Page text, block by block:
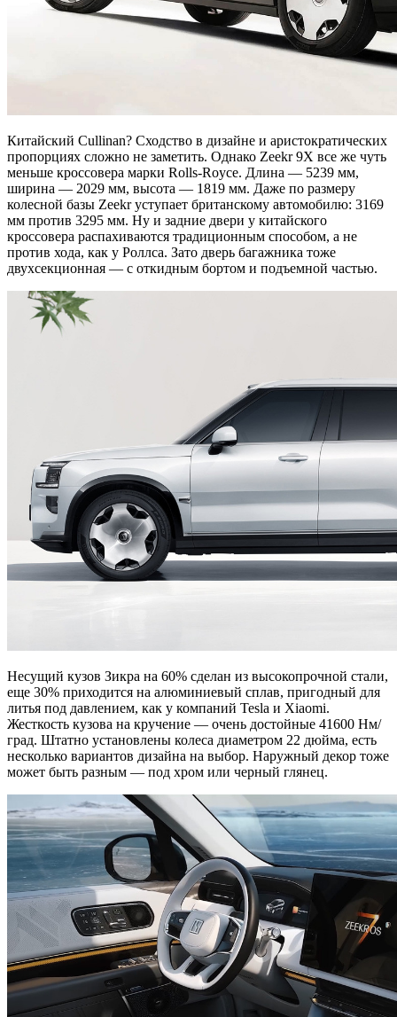
Китайский Cullinan? Сходство в дизайне и аристократических
пропорциях сложно не заметить. Однако Zeekr 9X все же чуть
меньше кроссовера марки Rolls-Royce. Длина — 5239 мм,
ширина — 2029 мм, высота — 1819 мм. Даже по размеру
колесной базы Zeekr уступает британскому автомобилю: 3169
мм против 3295 мм. Ну и задние двери у китайского
кроссовера распахиваются традиционным способом, а не
против хода, как у Роллса. Зато дверь багажника тоже
двухсекционная — с откидным бортом и подъемной частью.
Несущий кузов Зикра на 60% сделан из высокопрочной стали,
еще 30% приходится на алюминиевый сплав, пригодный для
литья под давлением, как у компаний Tesla и Xiaomi.
Жесткость кузова на кручение — очень достойные 41600 Нм/
град. Штатно установлены колеса диаметром 22 дюйма, есть
несколько вариантов дизайна на выбор. Наружный декор тоже
может быть разным — под хром или черный глянец.